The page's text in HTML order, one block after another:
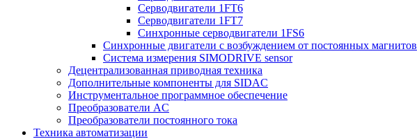
Серводвигатели 1FT6
Серводвигатели 1FT7
Синхронные серводвигатели 1FS6
Синхронные двигатели с возбуждением от постоянных магнитов
Система измерения SIMODRIVE sensor
Децентрализованная приводная техника
Дополнительные компоненты для SIDAC
Инструментальное программное обеспечение
Преобразователи AC
Преобразователи постоянного тока
Техника автоматизации